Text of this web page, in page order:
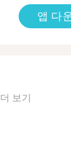
앱 다
더 보기